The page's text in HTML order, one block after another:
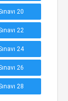
20
22
24
26
28